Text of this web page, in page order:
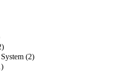
(2)